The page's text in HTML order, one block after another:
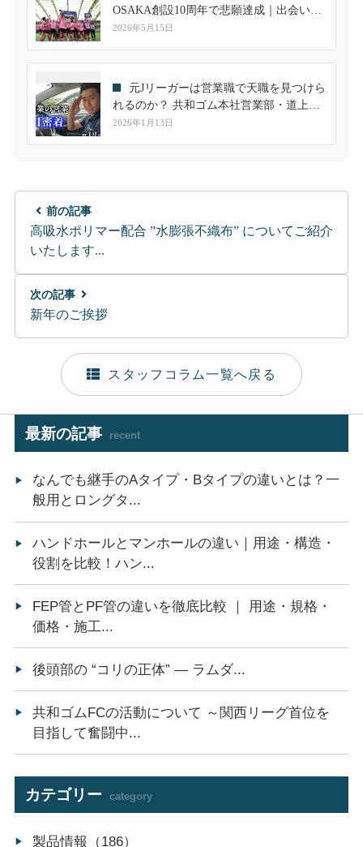
OSAKA創設10周年で悲願達成｜出会いが
繋いだ共和ゴムとのご縁
2026年5月15日
元Jリーガーは営業職で天職を見つけら
れるのか？ 共和ゴム本社営業部・道上隼
人の一日に密着
2026年1月13日
前の記事
高吸水ポリマー配合 ”水膨張不織布” についてご紹介
いたします...
次の記事
新年のご挨拶
スタッフコラム一覧へ戻る
最新の記事 recent
なんでも継手のAタイプ・Bタイプの違いとは？一
般用とロングタ...
ハンドホールとマンホールの違い｜用途・構造・
役割を比較！ハン...
FEP管とPF管の違いを徹底比較 ｜ 用途・規格・
価格・施工...
後頭部の “コリの正体” ― ラムダ...
共和ゴムFCの活動について ～関西リーグ首位を
目指して奮闘中...
カテゴリー category
製品情報（186）